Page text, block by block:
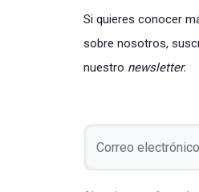
Si quieres conocer
sobre nosotros,
nuestro newsletter.